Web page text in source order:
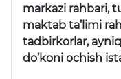
markazi rahbari,
maktab ta’limi
tadbirkorlar,
do’koni ochish